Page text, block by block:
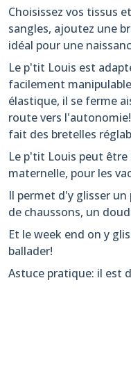
Choisissez vos tissus
sangles, ajoutez une
idéal pour une
Le p'tit Louis est
facilement
élastique, il se ferme
route vers
fait des bretelles
Le p'tit Louis peut être
maternelle, pour les
Il permet d'y glisser
de chaussons, un
Et le week end on y
ballader!
Astuce pratique: il est